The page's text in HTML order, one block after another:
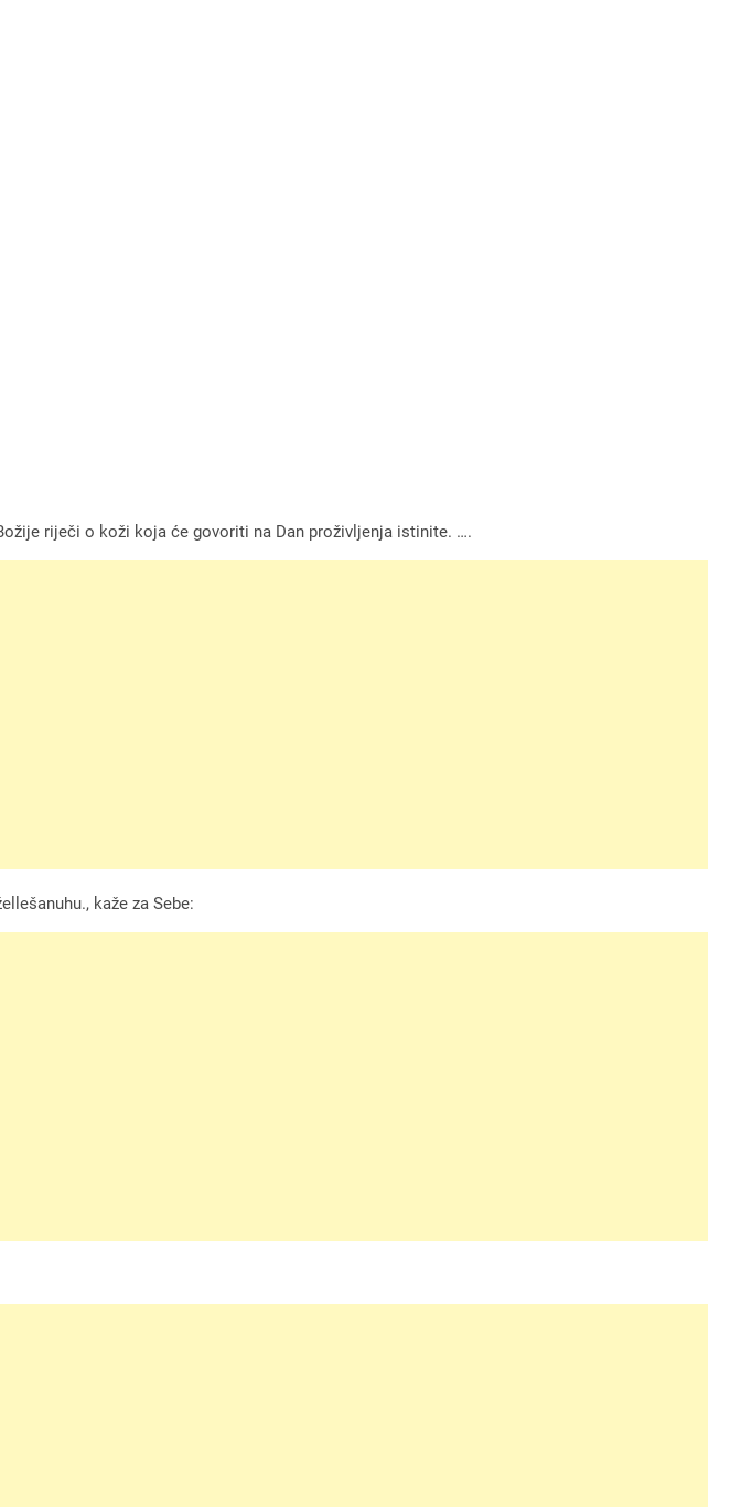
riječi o koži koja će govoriti na Dan proživljenja istinite. ….
kaže za Sebe: